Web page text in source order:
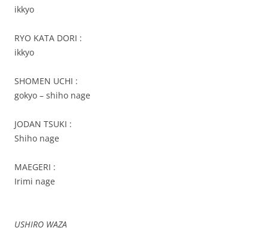
ikkyo
RYO KATA DORI :
ikkyo
SHOMEN UCHI :
gokyo – shiho nage
JODAN TSUKI :
Shiho nage
MAEGERI :
Irimi nage
USHIRO WAZA